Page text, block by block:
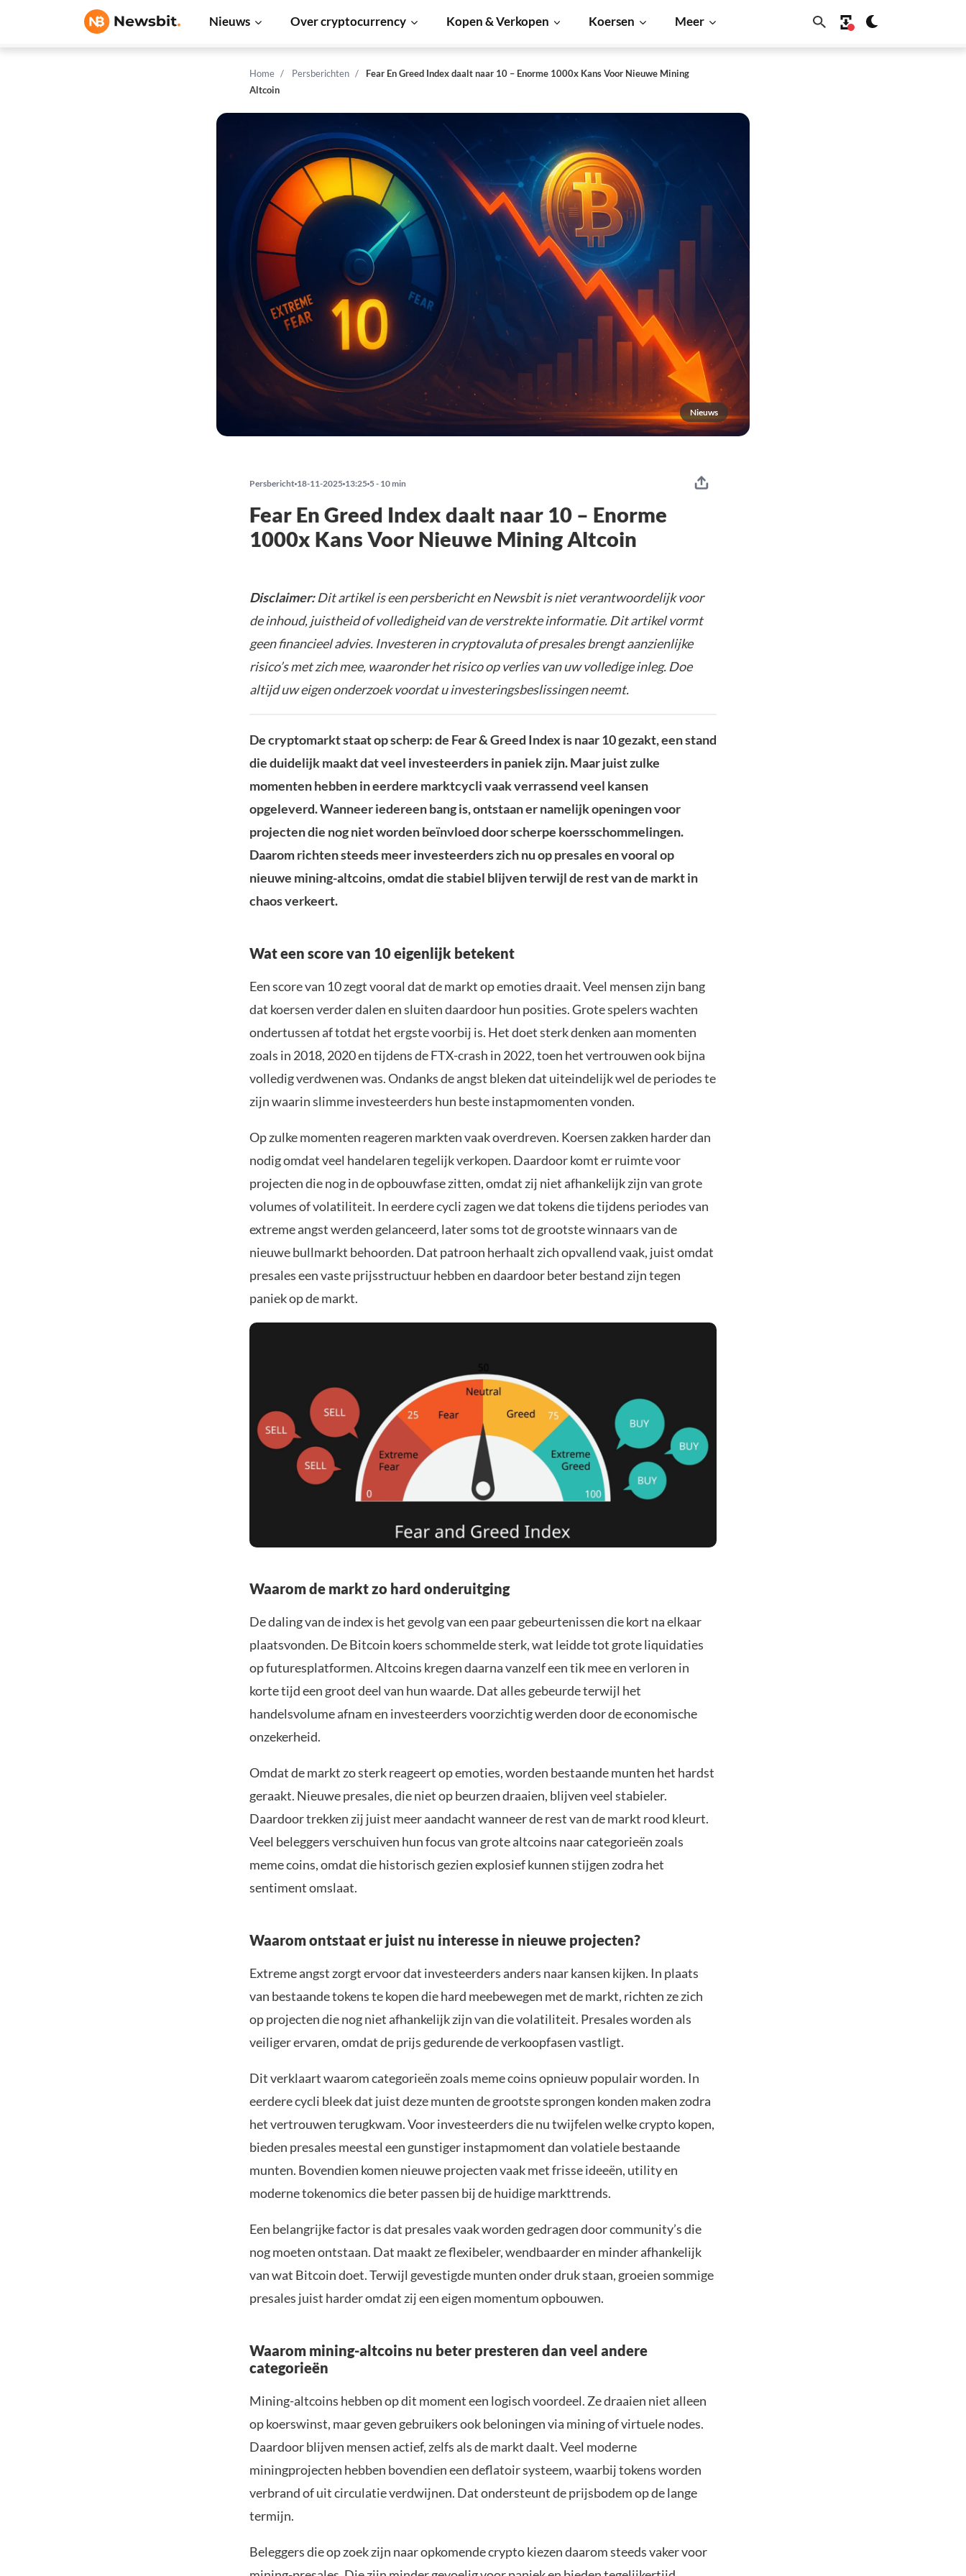
Nieuws Over cryptocurrency Kopen & Verkopen Koersen Meer
Home Persberichten
Fear En Greed Index daalt naar 10 – Enorme 1000x Kans Voor Nieuwe Mining
Altcoin
Nieuws
Persbericht 18-11-2025 13:25 5 - 10 min
Fear En Greed Index daalt naar 10 – Enorme
1000x Kans Voor Nieuwe Mining Altcoin
Disclaimer:Dit artikel is een persbericht en Newsbit is niet verantwoordelijk voor
de inhoud, juistheid of volledigheid van de verstrekte informatie. Dit artikel vormt
geen financieel advies. Investeren in cryptovaluta of presales brengt aanzienlijke
risico’s met zich mee, waaronder het risico op verlies van uw volledige inleg. Doe
altijd uw eigen onderzoek voordat u investeringsbeslissingen neemt.
De cryptomarkt staat op scherp: de Fear & Greed Index is naar 10 gezakt, een stand
die duidelijk maakt dat veel investeerders in paniek zijn. Maar juist zulke
momenten hebben in eerdere marktcycli vaak verrassend veel kansen
opgeleverd. Wanneer iedereen bang is, ontstaan er namelijk openingen voor
projecten die nog niet worden beïnvloed door scherpe koersschommelingen.
Daarom richten steeds meer investeerders zich nu op presales en vooral op
nieuwe mining-altcoins, omdat die stabiel blijven terwijl de rest van de markt in
chaos verkeert.
Wat een score van 10 eigenlijk betekent
Een score van 10 zegt vooral dat de markt op emoties draait. Veel mensen zijn bang
dat koersen verder dalen en sluiten daardoor hun posities. Grote spelers wachten
ondertussen af totdat het ergste voorbij is. Het doet sterk denken aan momenten
zoals in 2018, 2020 en tijdens de FTX-crash in 2022, toen het vertrouwen ook bijna
volledig verdwenen was. Ondanks de angst bleken dat uiteindelijk wel de periodes te
zijn waarin slimme investeerders hun beste instapmomenten vonden.
Op zulke momenten reageren markten vaak overdreven. Koersen zakken harder dan
nodig omdat veel handelaren tegelijk verkopen. Daardoor komt er ruimte voor
projecten die nog in de opbouwfase zitten, omdat zij niet afhankelijk zijn van grote
volumes of volatiliteit. In eerdere cycli zagen we dat tokens die tijdens periodes van
extreme angst werden gelanceerd, later soms tot de grootste winnaars van de
nieuwe bullmarkt behoorden. Dat patroon herhaalt zich opvallend vaak, juist omdat
presales een vaste prijsstructuur hebben en daardoor beter bestand zijn tegen
paniek op de markt.
Waarom de markt zo hard onderuitging
De daling van de index is het gevolg van een paar gebeurtenissen die kort na elkaar
plaatsvonden. De Bitcoin koers schommelde sterk, wat leidde tot grote liquidaties
op futuresplatformen. Altcoins kregen daarna vanzelf een tik mee en verloren in
korte tijd een groot deel van hun waarde. Dat alles gebeurde terwijl het
handelsvolume afnam en investeerders voorzichtig werden door de economische
onzekerheid.
Omdat de markt zo sterk reageert op emoties, worden bestaande munten het hardst
geraakt. Nieuwe presales, die niet op beurzen draaien, blijven veel stabieler.
Daardoor trekken zij juist meer aandacht wanneer de rest van de markt rood kleurt.
Veel beleggers verschuiven hun focus van grote altcoins naar categorieën zoals
meme coins, omdat die historisch gezien explosief kunnen stijgen zodra het
sentiment omslaat.
Waarom ontstaat er juist nu interesse in nieuwe projecten?
Extreme angst zorgt ervoor dat investeerders anders naar kansen kijken. In plaats
van bestaande tokens te kopen die hard meebewegen met de markt, richten ze zich
op projecten die nog niet afhankelijk zijn van die volatiliteit. Presales worden als
veiliger ervaren, omdat de prijs gedurende de verkoopfasen vastligt.
Dit verklaart waarom categorieën zoals meme coins opnieuw populair worden. In
eerdere cycli bleek dat juist deze munten de grootste sprongen konden maken zodra
het vertrouwen terugkwam. Voor investeerders die nu twijfelen welke crypto kopen,
bieden presales meestal een gunstiger instapmoment dan volatiele bestaande
munten. Bovendien komen nieuwe projecten vaak met frisse ideeën, utility en
moderne tokenomics die beter passen bij de huidige markttrends.
Een belangrijke factor is dat presales vaak worden gedragen door community’s die
nog moeten ontstaan. Dat maakt ze flexibeler, wendbaarder en minder afhankelijk
van wat Bitcoin doet. Terwijl gevestigde munten onder druk staan, groeien sommige
presales juist harder omdat zij een eigen momentum opbouwen.
Waarom mining-altcoins nu beter presteren dan veel andere
categorieën
Mining-altcoins hebben op dit moment een logisch voordeel. Ze draaien niet alleen
op koerswinst, maar geven gebruikers ook beloningen via mining of virtuele nodes.
Daardoor blijven mensen actief, zelfs als de markt daalt. Veel moderne
miningprojecten hebben bovendien een deflatoir systeem, waarbij tokens worden
verbrand of uit circulatie verdwijnen. Dat ondersteunt de prijsbodem op de lange
termijn.
Beleggers die op zoek zijn naar opkomende crypto kiezen daarom steeds vaker voor